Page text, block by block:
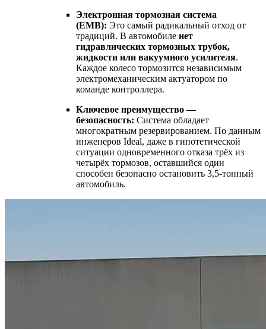
Электронная тормозная система
(EMB): Это самый радикальный отход от
традиций. В автомобиле нет
гидравлических тормозных трубок,
жидкости или вакуумного усилителя.
Каждое колесо тормозится независимым
электромеханическим актуатором по
команде контроллера.
Ключевое преимущество —
безопасность: Система обладает
многократным резервированием. По данным
инженеров Ideal, даже в гипотетической
ситуации одновременного отказа трёх из
четырёх тормозов, оставшийся один
способен безопасно остановить 3,5-тонный
автомобиль.